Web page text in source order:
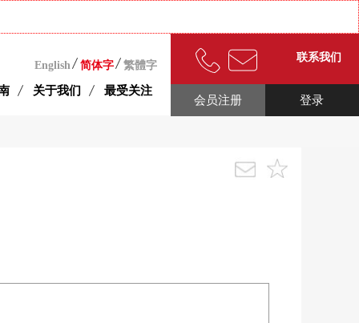
English 简体字 繁體字
关于我们 最受关注
联系我们
登录
会员注册